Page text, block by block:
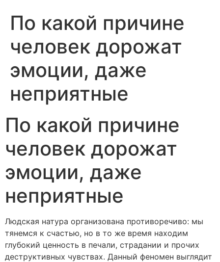
По какой причине
человек дорожат
эмоции, даже
неприятные
По какой причине
человек дорожат
эмоции, даже
неприятные
Людская натура организована противоречиво: мы
тянемся к счастью, но в то же время находим
глубокий ценность в печали, страдании и прочих
деструктивных чувствах. Данный феномен выглядит